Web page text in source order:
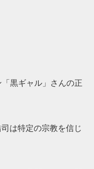
黒ギャル」さんの正
は特定の宗教を信じ